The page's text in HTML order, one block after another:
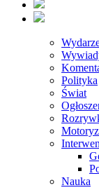
Polityka
Świat
Nauka